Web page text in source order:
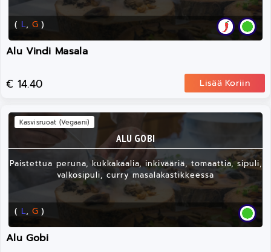
( L, G )
Alu Vindi Masala
€ 14.40 Lisää Koriin
ALU GOBI
Paistettua peruna, kukkakaalia, inkivääriä, tomaattia, sipuli,
valkosipuli, curry masalakastikkeessa
( L, G )
Kasvisruoat (Vegaani)
Alu Gobi